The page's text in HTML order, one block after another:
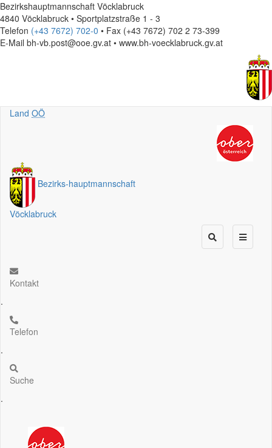
Bezirkshauptmannschaft Vöcklabruck
4840 Vöcklabruck • Sportplatzstraße 1 - 3
Telefon (+43 7672) 702-0 • Fax (+43 7672) 702 2 73-399
E-Mail bh-vb.post@ooe.gv.at • www.bh-voecklabruck.gv.at
Land OÖ
Bezirks-hauptmannschaft
Vöcklabruck
Kontakt
.
Telefon
.
Suche
.